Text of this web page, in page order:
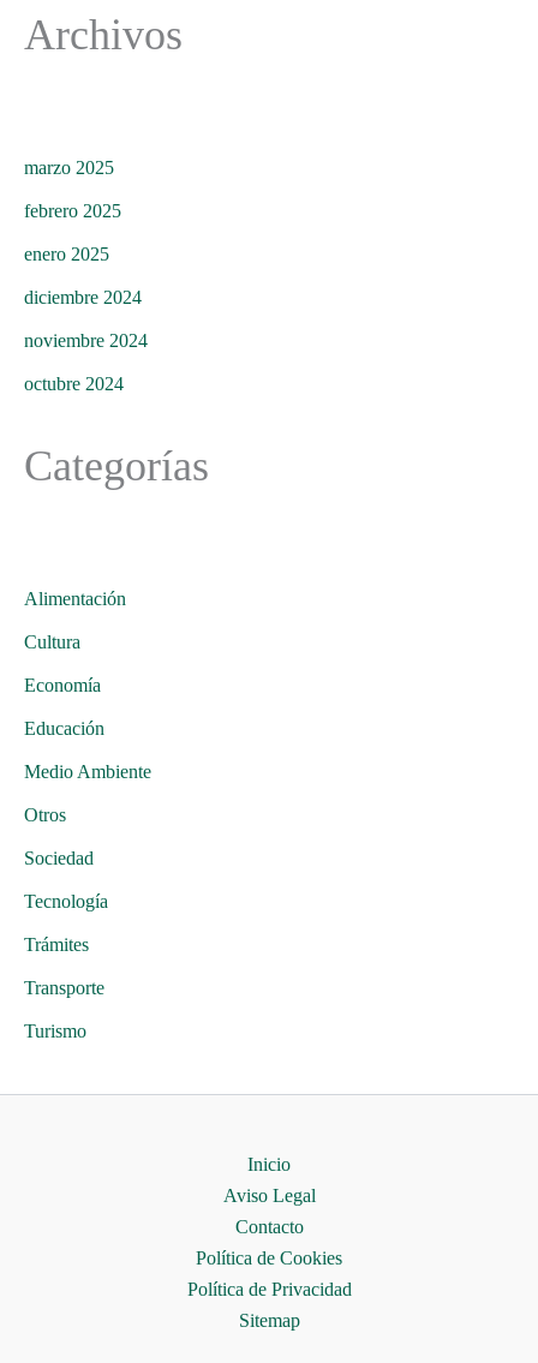
Archivos
marzo 2025
febrero 2025
enero 2025
diciembre 2024
noviembre 2024
octubre 2024
Categorías
Alimentación
Cultura
Economía
Educación
Medio Ambiente
Otros
Sociedad
Tecnología
Trámites
Transporte
Turismo
Inicio
Aviso Legal
Contacto
Política de Cookies
Política de Privacidad
Sitemap